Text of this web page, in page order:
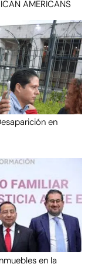
AMERICANS
en
en la